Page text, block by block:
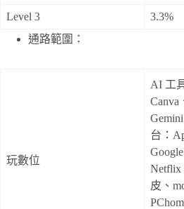
Level 3
3.3%
通路範圍：
玩數位
AI 工
Canva
台：
Netflix
皮、